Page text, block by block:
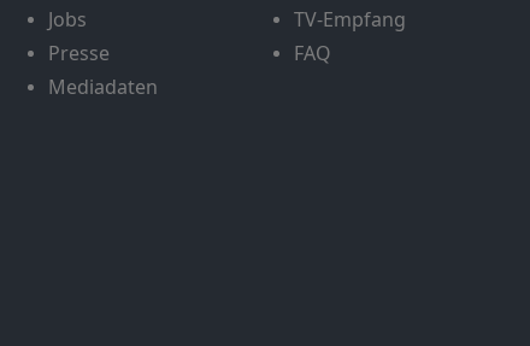
Jobs
Presse
Mediadaten
TV-Empfang
FAQ